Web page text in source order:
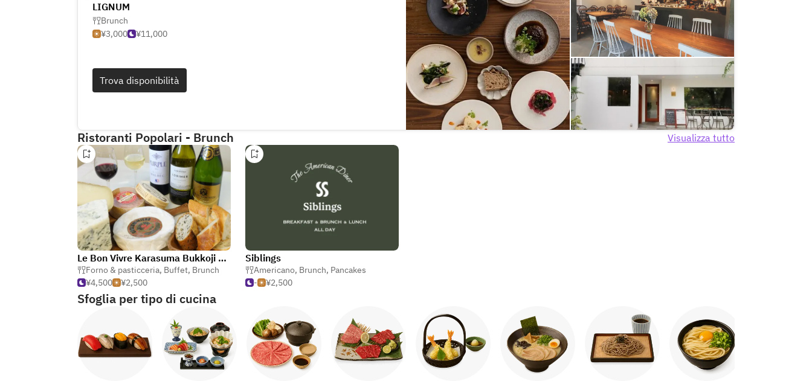
LIGNUM
Brunch
¥3,000
¥11,000
Trova disponibilità
Ristoranti Popolari - Brunch Visualizza tutto
Le Bon Vivre Karasuma Bukkoji store
Forno & pasticceria, Buffet, Brunch
¥4,500
¥2,500
Siblings
Americano, Brunch, Pancakes
-
¥2,500
Sfoglia per tipo di cucina